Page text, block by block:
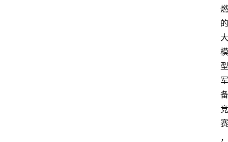
燃
的
大
模
型
军
备
竞
赛
，